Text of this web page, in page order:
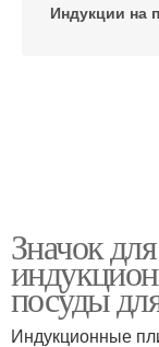
Индукции на
Значок
посуды
Индукционные